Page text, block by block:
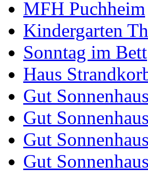
MFH Puchheim
Kindergarten
Sonntag im Bett
Haus
Gut
Gut
Gut
Gut